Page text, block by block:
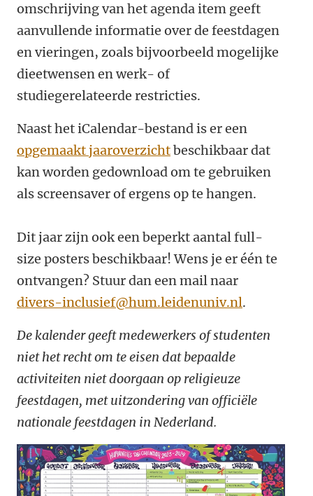
omschrijving van het agenda item geeft
aanvullende informatie over de feestdagen
en vieringen, zoals bijvoorbeeld mogelijke
dieetwensen en werk- of
studiegerelateerde restricties.
Naast het iCalendar-bestand is er een
opgemaakt jaaroverzichtbeschikbaar dat
kan worden gedownload om te gebruiken
als screensaver of ergens op te hangen.
Dit jaar zijn ook een beperkt aantal full-
size posters beschikbaar! Wens je er één te
ontvangen? Stuur dan een mail naar
divers-inclusief@hum.leidenuniv.nl.
De kalender geeft medewerkers of studenten
niet het recht om te eisen dat bepaalde
activiteiten niet doorgaan op religieuze
feestdagen, met uitzondering van officiële
nationale feestdagen in Nederland.